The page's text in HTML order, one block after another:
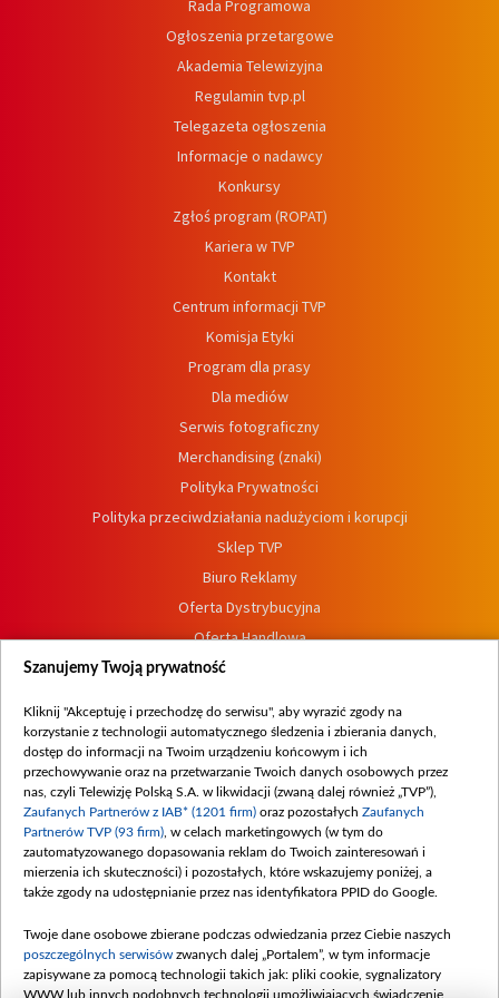
Rada Programowa
Ogłoszenia przetargowe
Akademia Telewizyjna
Regulamin tvp.pl
Telegazeta ogłoszenia
Informacje o nadawcy
Konkursy
Zgłoś program (ROPAT)
Kariera w TVP
Kontakt
Centrum informacji TVP
Komisja Etyki
Program dla prasy
Dla mediów
Serwis fotograficzny
Merchandising (znaki)
Polityka Prywatności
Polityka przeciwdziałania nadużyciom i korupcji
Sklep TVP
Biuro Reklamy
Oferta Dystrybucyjna
Oferta Handlowa
Dostępność
Procedura zgłoszeń wewnętrznych
Szanujemy Twoją prywatność
Kliknij "Akceptuję i przechodzę do serwisu", aby wyrazić zgody na
korzystanie z technologii automatycznego śledzenia i zbierania danych,
dostęp do informacji na Twoim urządzeniu końcowym i ich
przechowywanie oraz na przetwarzanie Twoich danych osobowych przez
nas, czyli Telewizję Polską S.A. w likwidacji (zwaną dalej również „TVP”),
Zaufanych Partnerów z IAB* (1201 firm) oraz pozostałych Zaufanych
Partnerów TVP (93 firm) , w celach marketingowych (w tym do
zautomatyzowanego dopasowania reklam do Twoich zainteresowań i
mierzenia ich skuteczności) i pozostałych, które wskazujemy poniżej, a
także zgody na udostępnianie przez nas identyfikatora PPID do Google.
Twoje dane osobowe zbierane podczas odwiedzania przez Ciebie naszych
poszczególnych serwisów zwanych dalej „Portalem”, w tym informacje
zapisywane za pomocą technologii takich jak: pliki cookie, sygnalizatory
WWW lub innych podobnych technologii umożliwiających świadczenie